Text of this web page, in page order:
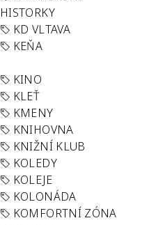
HISTORKY
KD VLTAVA
KEŇA
KINO
KLEŤ
KMENY
KNIHOVNA
KNIŽNÍ KLUB
KOLEDY
KOLEJE
KOLONÁDA
KOMFORTNÍ ZÓNA